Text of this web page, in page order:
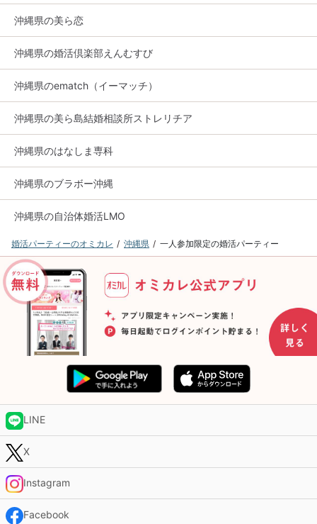
沖縄県の美ら恋
沖縄県の婚活倶楽部えんむすび
沖縄県のematch（イーマッチ）
沖縄県の美ら島結婚相談所ストレリチア
沖縄県のはなしま専科
沖縄県のブラボー沖縄
沖縄県の自治体婚活LMO
婚活パーティーのオミカレ 沖縄県 一人参加限定の婚活パーティー
LINE
X
Instagram
Facebook